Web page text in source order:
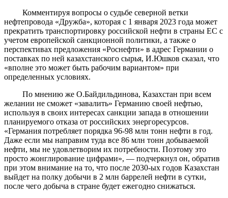
Комментируя вопросы о судьбе северной ветки
нефтепровода «Дружба», которая с 1 января 2023 года может
прекратить транспортировку российской нефти в страны ЕС с
учетом европейской санкционной политики, а также о
перспективах предложения «Роснефти» в адрес Германии о
поставках по ней казахстанского сырья, И.Юшков сказал, что
«вполне это может быть рабочим вариантом» при
определенных условиях.
По мнению же О.Байдильдинова, Казахстан при всем
желании не сможет «завалить» Германию своей нефтью,
используя в своих интересах санкции запада в отношении
планируемого отказа от российских энергоресурсов.
«Германия потребляет порядка 96-98 млн тонн нефти в год.
Даже если мы направим туда все 86 млн тонн добываемой
нефти, мы не удовлетворим их потребности. Поэтому это
просто жонглирование цифрами», — подчеркнул он, обратив
при этом внимание на то, что после 2030-ых годов Казахстан
выйдет на полку добычи в 2 млн баррелей нефти в сутки,
после чего добыча в стране будет ежегодно снижаться.